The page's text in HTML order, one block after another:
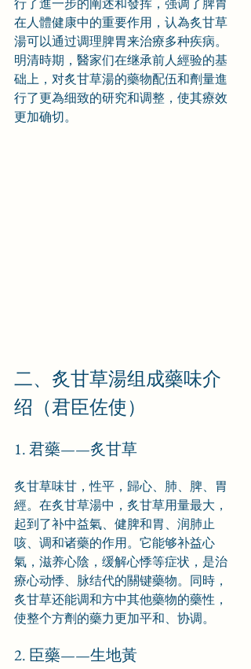
行了進一步的阐述和發挥，强调了脾胃
在人體健康中的重要作用，认為炙甘草
湯可以通过调理脾胃来治療多种疾病。
明清時期，醫家们在继承前人經验的基
础上，对炙甘草湯的藥物配伍和劑量進
行了更為细致的研究和调整，使其療效
更加确切。
二、炙甘草湯组成藥味介
绍（君臣佐使）
1. 君藥——炙甘草
炙甘草味甘，性平，歸心、肺、脾、胃
經。在炙甘草湯中，炙甘草用量最大，
起到了补中益氣、健脾和胃、润肺止
咳、调和诸藥的作用。它能够补益心
氣，滋养心陰，缓解心悸等症状，是治
療心动悸、脉结代的關键藥物。同時，
炙甘草还能调和方中其他藥物的藥性，
使整个方劑的藥力更加平和、协调。
2. 臣藥——生地黃